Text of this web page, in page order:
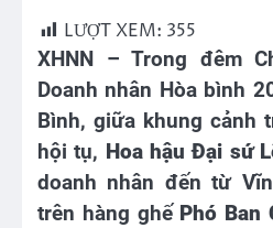
LƯỢT XEM: 355
XHNN – Trong đêm
Doanh nhân Hòa bình
Bình, giữa khung cảnh
hội tụ, Hoa hậu Đại sứ
doanh nhân đến từ
trên hàng ghế Phó Ban